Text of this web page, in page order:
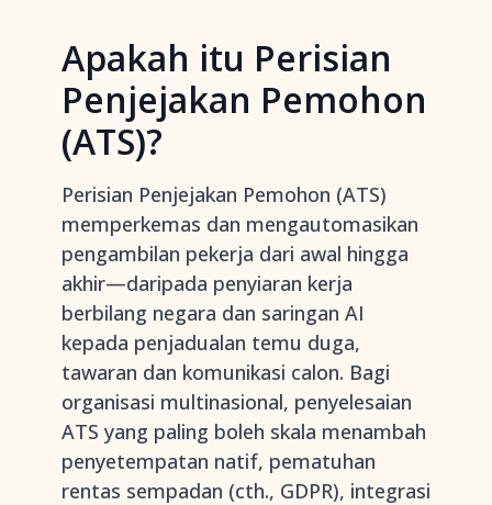
Apakah itu Perisian
Penjejakan Pemohon
(ATS)?
Perisian Penjejakan Pemohon (ATS)
memperkemas dan mengautomasikan
pengambilan pekerja dari awal hingga
akhir—daripada penyiaran kerja
berbilang negara dan saringan AI
kepada penjadualan temu duga,
tawaran dan komunikasi calon. Bagi
organisasi multinasional, penyelesaian
ATS yang paling boleh skala menambah
penyetempatan natif, pematuhan
rentas sempadan (cth., GDPR), integrasi